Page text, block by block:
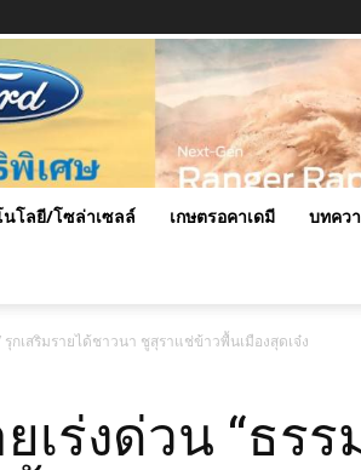
โลยี/โซล่าเซลล์ เกษตรอคาเดมี บทคว
กเสริมรายได้ชาวนา ชูสุราแช่ข้าวพื้นเมืองสุดเจ๋ง
ร่งด่วน “ธรร